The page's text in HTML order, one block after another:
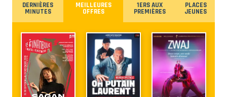
DERNIÈRES
MINUTES
MEILLEURES
OFFRES
1ERS AUX
PREMIÈRES
PLACES
JEUNES